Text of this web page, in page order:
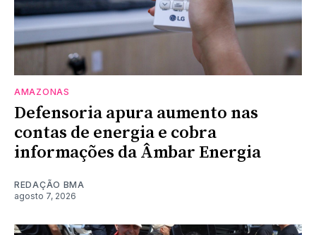
AMAZONAS
Defensoria apura aumento nas
contas de energia e cobra
informações da Âmbar Energia
REDAÇÃO BMA
agosto 7, 2026